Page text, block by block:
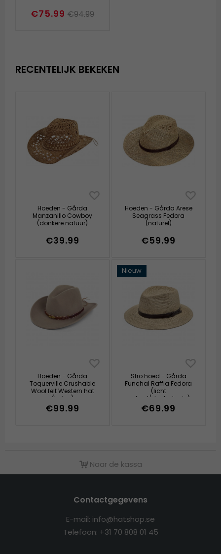
€75.99 €94.99
RECENTELIJK BEKEKEN
Hoeden - Gårda
Manzanillo Cowboy
(donkere natuur)
€39.99
Hoeden - Gårda Arese
Seagrass Fedora
(naturel)
€59.99
Hoeden - Gårda
Toquerville Crushable
Wool felt Western hat
(beige)
€99.99
Nieuw
Stro hoed - Gårda
Funchal Raffia Fedora
(licht
naturel/donkerbruin)
€69.99
Naar de kassa
Contactgegevens
E-mail: info@hatshop.se
Telefoon: +31 70 808 01 45